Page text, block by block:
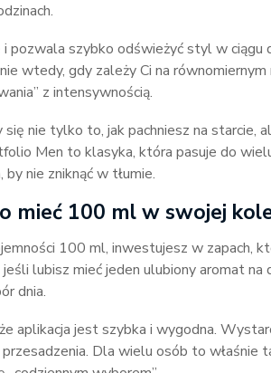
i pozwala szybko odświeżyć styl w
wtedy, gdy zależy Ci na
z intensywnością.
nie tylko to, jak pachniesz na starcie,
Men to klasyka, która pasuje do
nie zniknąć w tłumie.
mieć 100 ml w swojej
100 ml, inwestujesz w zapach,
lubisz mieć jeden ulubiony aromat
dnia.
aplikacja jest szybka i wygodna.
Dla wielu osób to właśnie